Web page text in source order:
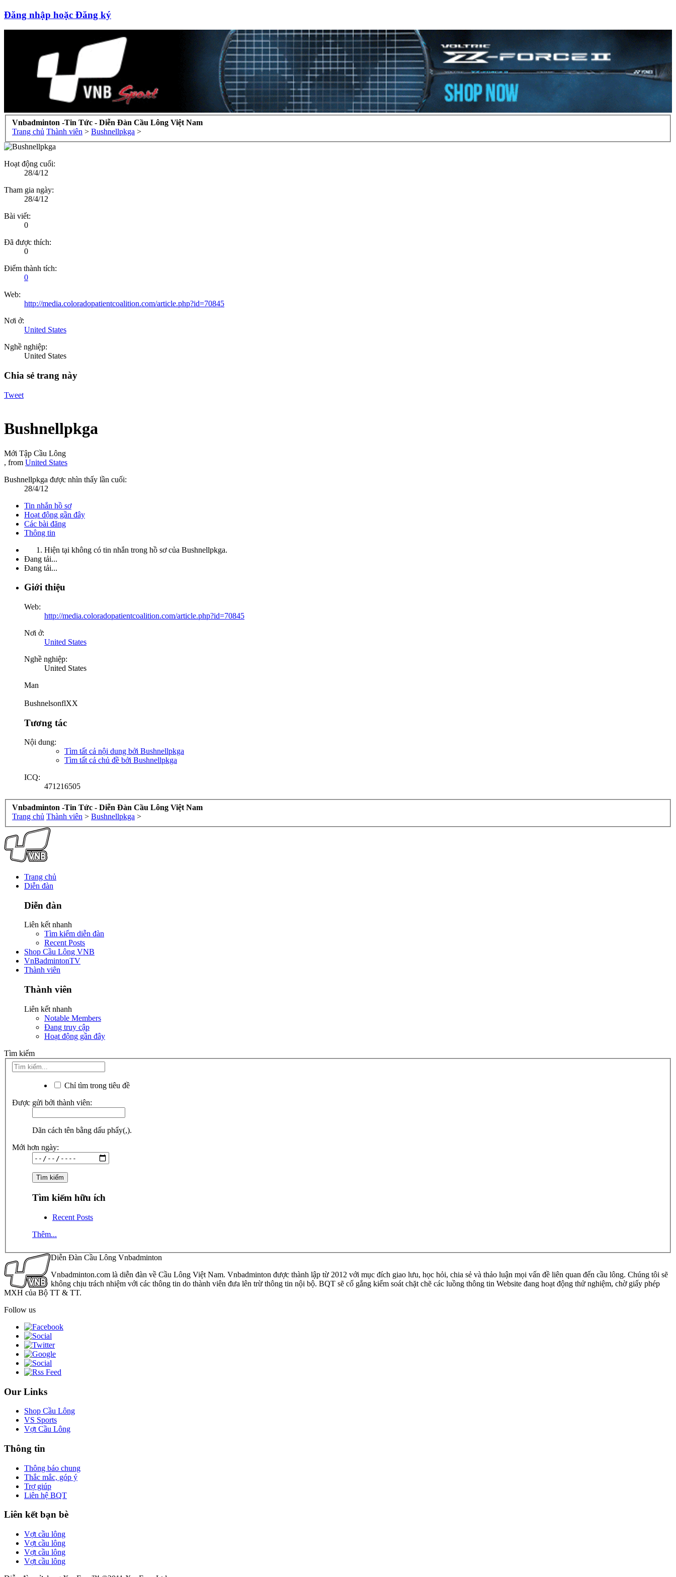
Đăng nhập hoặc Đăng ký
Vnbadminton -Tin Tức - Diễn Đàn Cầu Lông Việt Nam
Trang chủ Thành viên > Bushnellpkga >
Hoạt động cuối:
28/4/12
Tham gia ngày:
28/4/12
Bài viết:
0
Đã được thích:
0
Điểm thành tích:
0
Web:
http://media.coloradopatientcoalition.com/article.php?id=70845
Nơi ở:
United States
Nghề nghiệp:
United States
Chia sẻ trang này
Tweet
Bushnellpkga
Mới Tập Cầu Lông
, from United States
Bushnellpkga được nhìn thấy lần cuối:
28/4/12
Tin nhắn hồ sơ
Hoạt động gần đây
Các bài đăng
Thông tin
Hiện tại không có tin nhắn trong hồ sơ của Bushnellpkga.
Đang tải...
Đang tải...
Giới thiệu
Web:
http://media.coloradopatientcoalition.com/article.php?id=70845
Nơi ở:
United States
Nghề nghiệp:
United States
Man
BushnelsonflXX
Tương tác
Nội dung:
Tìm tất cả nội dung bởi Bushnellpkga
Tìm tất cả chủ đề bởi Bushnellpkga
ICQ:
471216505
Vnbadminton -Tin Tức - Diễn Đàn Cầu Lông Việt Nam
Trang chủ Thành viên > Bushnellpkga >
Trang chủ
Diễn đàn
Diễn đàn
Liên kết nhanh
Tìm kiếm diễn đàn
Recent Posts
Shop Cầu Lông VNB
VnBadmintonTV
Thành viên
Thành viên
Liên kết nhanh
Notable Members
Đang truy cập
Hoạt động gần đây
Tìm kiếm
Chỉ tìm trong tiêu đề
Được gửi bởi thành viên:
Dãn cách tên bằng dấu phẩy(,).
Mới hơn ngày:
Tìm kiếm hữu ích
Recent Posts
Thêm...
Diễn Đàn Cầu Lông Vnbadminton
Vnbadminton.com là diễn đàn về Cầu Lông Việt Nam. Vnbadminton được thành lập từ 2012 với mục đích giao lưu, học hỏi, chia sẻ và thảo luận mọi vấn đề liên quan đến cầu lông. Chúng tôi sẽ
không chịu trách nhiệm với các thông tin do thành viên đưa lên trừ thông tin nội bộ. BQT sẽ cố gắng kiểm soát chặt chẽ các luồng thông tin Website đang hoạt động thử nghiệm, chờ giấy phép
MXH của Bộ TT & TT.
Follow us
Our Links
Shop Cầu Lông
VS Sports
Vợt Cầu Lông
Thông tin
Thông báo chung
Thắc mắc, góp ý
Trợ giúp
Liên hệ BQT
Liên kết bạn bè
Vợt cầu lông
Vợt cầu lông
Vợt cầu lông
Vợt cầu lông